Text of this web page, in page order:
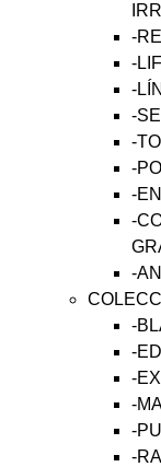
-
-
-
-
-
-
-
-
-
-
-
-
-
-
-